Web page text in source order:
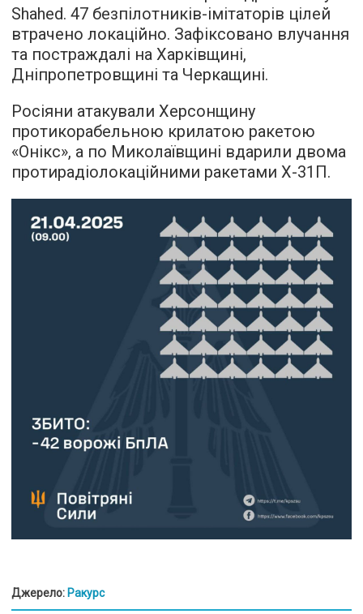
Shahed. 47 безпілотників-імітаторів цілей
втрачено локаційно. Зафіксовано влучання
та постраждалі на Харківщині,
Дніпропетровщині та Черкащині.
Росіяни атакували Херсонщину
протикорабельною крилатою ракетою
«Онікс», а по Миколаївщині вдарили двома
протирадіолокаційними ракетами Х-31П.
Джерело: Ракурс